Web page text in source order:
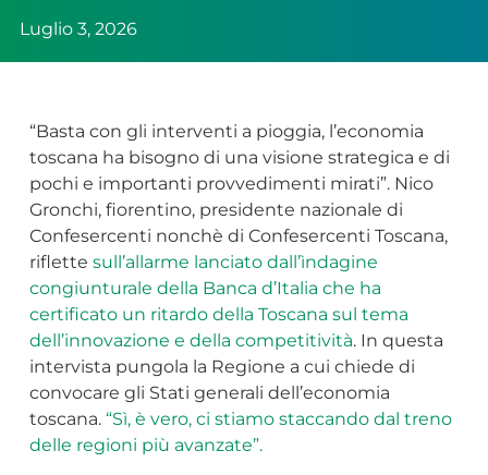
Luglio 3, 2026
“Basta con gli interventi a pioggia, l’economia
toscana ha bisogno di una visione strategica e di
pochi e importanti provvedimenti mirati”. Nico
Gronchi, fiorentino, presidente nazionale di
Confesercenti nonchè di Confesercenti Toscana,
riflette sull’allarme lanciato dall’ìndagine
congiunturale della Banca d’Italia che ha
certificato un ritardo della Toscana sul tema
dell’innovazione e della competitività. In questa
intervista pungola la Regione a cui chiede di
convocare gli Stati generali dell’economia
toscana. “Sì, è vero, ci stiamo staccando dal treno
delle regioni più avanzate”.